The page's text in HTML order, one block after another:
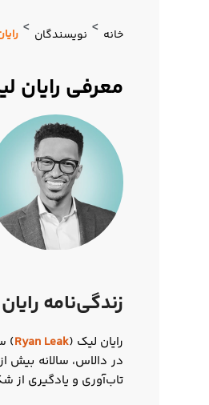
خانه > نویسندگان >
معرفی رایان
زندگی‌نامه
رایان لیک (Ryan Leak
)
تاب‌آوری و یادگیری از